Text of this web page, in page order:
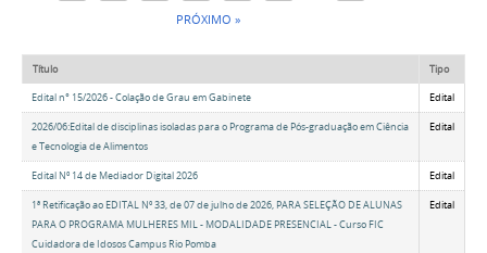
PRÓXIMO »
Título Tipo
Edital n° 15/2026 - Colação de Grau em Gabinete Edital
2026/06:Edital de disciplinas isoladas para o Programa de Pós-graduação em Ciência
e Tecnologia de Alimentos
Edital
Edital Nº 14 de Mediador Digital 2026 Edital
1ª Retificação ao EDITAL Nº 33, de 07 de julho de 2026, PARA SELEÇÃO DE ALUNAS
PARA O PROGRAMA MULHERES MIL - MODALIDADE PRESENCIAL - Curso FIC
Cuidadora de Idosos Campus Rio Pomba
Edital